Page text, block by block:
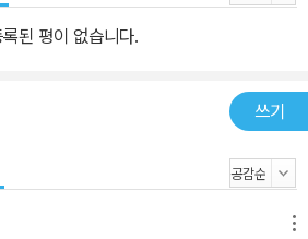
기 때문이다. 그리고 여기에는 단순히 유
리와 사회의 모순과 상황의 아이러니를 풍
의 함정에 빠져 목숨을 잃을 위기에 처한
지혜를 발휘하는 포셔의 이야기다. 포셔
려 주기 위해 한 번 더 발휘되고 우리는 그
도 뒤집는 인간의 이중적인 잣대를 확인할
은 네 남녀의 엇갈린 사랑을 이루어 주기 위
록된 평이 없습니다.
쓰기